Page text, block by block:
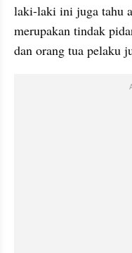
laki-laki ini juga tahu
merupakan tindak
dan orang tua pelaku